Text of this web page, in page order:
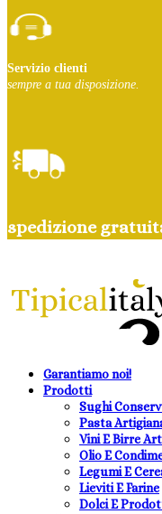
Servizio clienti
sempre a tua disposizione.
spedizione
Garantiamo noi!
Prodotti
Sughi
Pasta
Vini E Birre
Olio E
Legumi E
Lieviti E Farine
Dolci E